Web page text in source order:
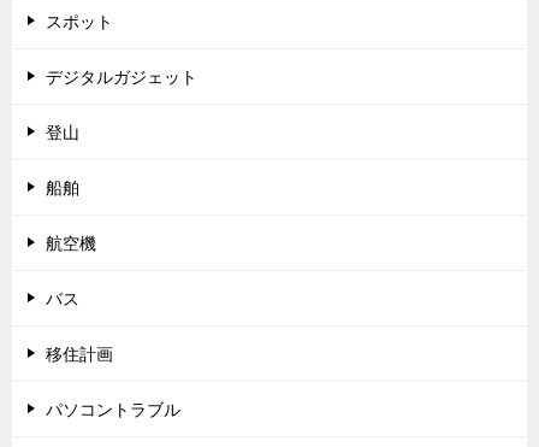
スポット
デジタルガジェット
登山
船舶
航空機
バス
移住計画
パソコントラブル